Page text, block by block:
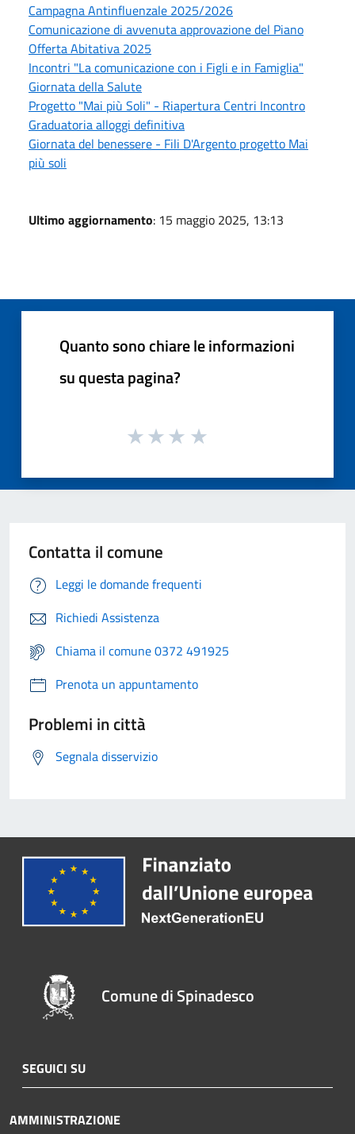
Campagna Antinfluenzale 2025/2026
Comunicazione di avvenuta approvazione del Piano
Offerta Abitativa 2025
Incontri "La comunicazione con i Figli e in Famiglia"
Giornata della Salute
Progetto "Mai più Soli" - Riapertura Centri Incontro
Graduatoria alloggi definitiva
Giornata del benessere - Fili D'Argento progetto Mai
più soli
Ultimo aggiornamento: 15 maggio 2025, 13:13
Quanto sono chiare le informazioni
su questa pagina?
Contatta il comune
Leggi le domande frequenti
Richiedi Assistenza
Chiama il comune 0372 491925
Prenota un appuntamento
Problemi in città
Segnala disservizio
Comune di Spinadesco
SEGUICI SU
AMMINISTRAZIONE